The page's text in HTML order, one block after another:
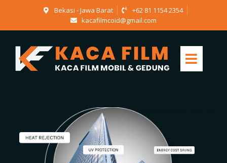
Bekasi - Jawa Barat
+62 81 1154 2354
kacafilmcoid@gmail.com